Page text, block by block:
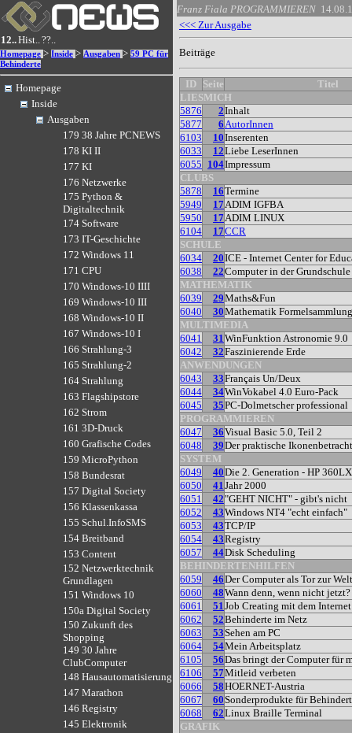
12..Hist..??..
Homepage > Inside > Ausgaben > 59 PC für
Behinderte
Homepage
Inside
Ausgaben
179 38 Jahre PCNEWS
178 KI II
177 KI
176 Netzwerke
175 Python &
Digitaltechnik
174 Software
173 IT-Geschichte
172 Windows 11
171 CPU
170 Windows-10 IIII
169 Windows-10 III
168 Windows-10 II
167 Windows-10 I
166 Strahlung-3
165 Strahlung-2
164 Strahlung
163 Flagshipstore
162 Strom
161 3D-Druck
160 Grafische Codes
159 MicroPython
158 Bundesrat
157 Digital Society
156 Klassenkassa
155 Schul.InfoSMS
154 Breitband
153 Content
152 Netzwerktechnik
Grundlagen
151 Windows 10
150a Digital Society
150 Zukunft des
Shopping
149 30 Jahre
ClubComputer
148 Hausautomatisierung
147 Marathon
146 Registry
145 Elektronik
Franz Fiala PROGRAMMIEREN
<<< Zur Ausgabe
Beiträge
ID Seite
Titel
LIESMICH
5876
2Inhalt
5877
6AutorInnen
6103
10Inserenten
6033
12Liebe LeserInnen
6055 104Impressum
CLUBS
5878
16Termine
5949
17ADIM IGFBA
5950
17ADIM LINUX
6104
17CCR
SCHULE
6034
20ICE - Internet Center for
6038
22Computer in der Grundschule
MATHEMATIK
6039
29Maths&Fun
6040
30Mathematik Formelsammlung
MULTIMEDIA
6041
31WinFunktion Astronomie 9.0
6042
32Faszinierende Erde
ANWENDUNGEN
6043
33Français Un/Deux
6044
34WinVokabel 4.0 Euro-Pack
6045
35PC-Dolmetscher professional
PROGRAMMIEREN
6047
36Visual Basic 5.0, Teil 2
6048
39Der praktische
SYSTEM
6049
40Die 2. Generation - HP
6050
41Jahr 2000
6051
42"GEHT NICHT" - gibt's nicht
6052
43Windows NT4 "echt einfach"
6053
43TCP/IP
6054
43Registry
6057
44Disk Scheduling
BEHINDERTENHILFEN
6059
46Der Computer als Tor zur Welt
6060
48Wann denn, wenn nicht jetzt?
6061
51Job Creating mit dem Internet
6062
52Behinderte im Netz
6063
53Sehen am PC
6064
54Mein Arbeitsplatz
6105
56Das bringt der Computer für
6106
57Mitleid verbeten
6066
58HOERNET-Austria
6067
60Sonderprodukte für
6068
62Linux Braille Terminal
GRAFIK